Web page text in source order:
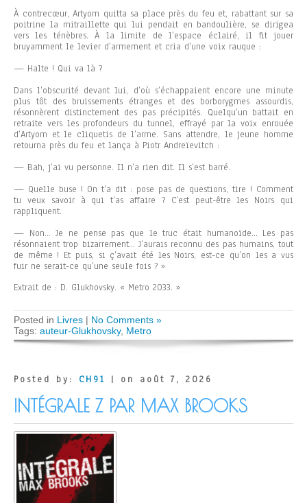
À contrecœur, Artyom quitta sa place près du feu et, rabattant sur sa
poitrine la mitraillette qui lui pendait en bandoulière, se dirigea
vers les ténèbres. À la limite de l’espace éclairé, il fit jouer
bruyamment le levier d’armement et cria d’une voix rauque :
— Halte ! Qui va là ?
Dans l’obscurité devant lui, d’où s’échappaient encore une minute
plus tôt des bruissements étranges et des borborygmes assourdis,
résonnèrent distinctement des pas précipités. Quelqu’un battait en
retraite vers les profondeurs du tunnel, effrayé par la voix enrouée
d’Artyom et le cliquetis de l’arme. Sans attendre, le jeune homme
retourna près du feu et lança à Piotr Andreïevitch :
— Bah, j’ai vu personne. Il n’a rien dit. Il s’est barré.
— Quelle buse ! On t’a dit : pose pas de questions, tire ! Comment
tu veux savoir à qui t’as affaire ? C’est peut-être les Noirs qui
rappliquent.
— Non… Je ne pense pas que le truc était humanoïde… Les pas
résonnaient trop bizarrement… J’aurais reconnu des pas humains, tout
de même ! Et puis, si ç’avait été les Noirs, est-ce qu’on les a vus
fuir ne serait-ce qu’une seule fois ? »
Extrait de : D. Glukhovsky. « Metro 2033. »
Posted in Livres | No Comments »
Tags: auteur-Glukhovsky, Metro
Posted by: CH91 | on août 7, 2026
INTÉGRALE Z PAR MAX BROOKS